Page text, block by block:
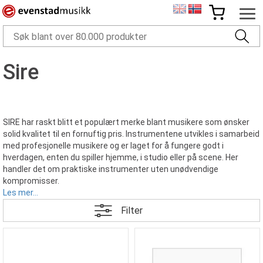
Sire
SIRE har raskt blitt et populært merke blant musikere som ønsker
solid kvalitet til en fornuftig pris. Instrumentene utvikles i samarbeid
med profesjonelle musikere og er laget for å fungere godt i
hverdagen, enten du spiller hjemme, i studio eller på scene. Her
handler det om praktiske instrumenter uten unødvendige
kompromisser.
Bassgitarer fra SIRE
Les mer...
Filter